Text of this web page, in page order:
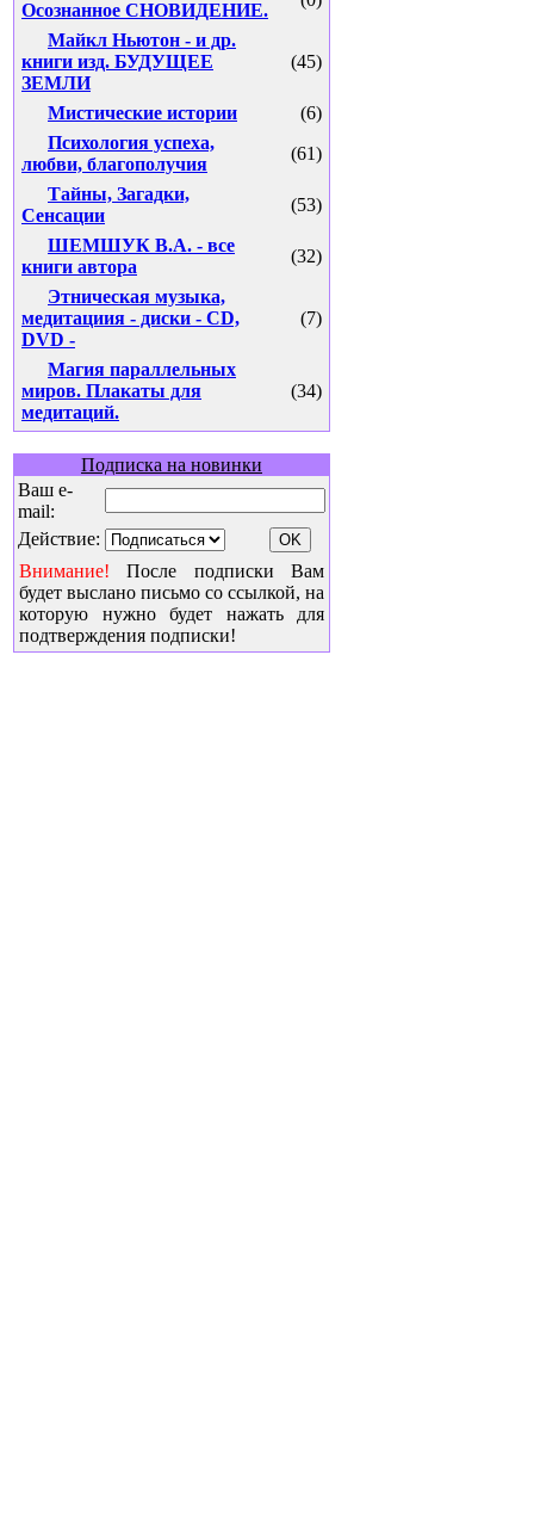
Осознанное СНОВИДЕНИЕ.
Майкл Ньютон - и др.
книги изд. БУДУЩЕЕ
ЗЕМЛИ
(45)
Мистические истории
(6)
Психология успеха,
любви, благополучия
(61)
Тайны, Загадки,
Сенсации
(53)
ШЕМШУК В.А. - все
книги автора
(32)
Этническая музыка,
медитациия - диски - CD,
DVD -
(7)
Магия параллельных
миров. Плакаты для
медитаций.
(34)
Подписка на новинки
Ваш e-
mail:
Действие:
Внимание! После подписки Вам
будет выслано письмо со ссылкой, на
которую нужно будет нажать для
подтверждения подписки!